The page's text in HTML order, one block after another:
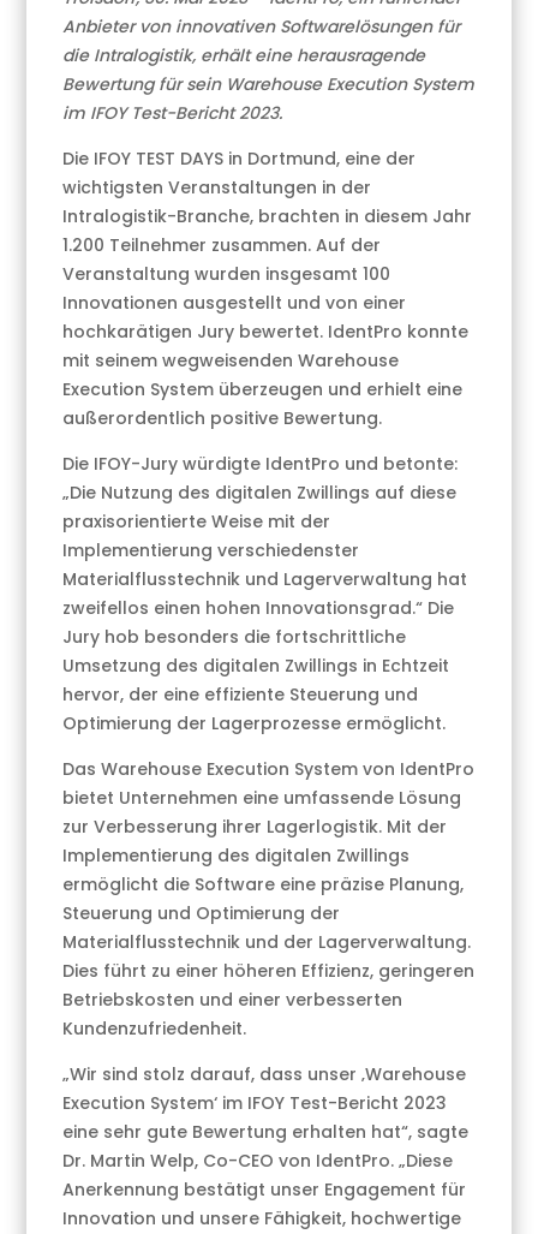
Anbieter von innovativen Softwarelösungen für
die Intralogistik, erhält eine herausragende
Bewertung für sein Warehouse Execution System
im IFOY Test-Bericht 2023.
Die IFOY TEST DAYS in Dortmund, eine der
wichtigsten Veranstaltungen in der
Intralogistik-Branche, brachten in diesem Jahr
1.200 Teilnehmer zusammen. Auf der
Veranstaltung wurden insgesamt 100
Innovationen ausgestellt und von einer
hochkarätigen Jury bewertet. IdentPro konnte
mit seinem wegweisenden Warehouse
Execution System überzeugen und erhielt eine
außerordentlich positive Bewertung.
Die IFOY-Jury würdigte IdentPro und betonte:
„Die Nutzung des digitalen Zwillings auf diese
praxisorientierte Weise mit der
Implementierung verschiedenster
Materialflusstechnik und Lagerverwaltung hat
zweifellos einen hohen Innovationsgrad.“ Die
Jury hob besonders die fortschrittliche
Umsetzung des digitalen Zwillings in Echtzeit
hervor, der eine effiziente Steuerung und
Optimierung der Lagerprozesse ermöglicht.
Das Warehouse Execution System von IdentPro
bietet Unternehmen eine umfassende Lösung
zur Verbesserung ihrer Lagerlogistik. Mit der
Implementierung des digitalen Zwillings
ermöglicht die Software eine präzise Planung,
Steuerung und Optimierung der
Materialflusstechnik und der Lagerverwaltung.
Dies führt zu einer höheren Effizienz, geringeren
Betriebskosten und einer verbesserten
Kundenzufriedenheit.
„Wir sind stolz darauf, dass unser ‚Warehouse
Execution System‘ im IFOY Test-Bericht 2023
eine sehr gute Bewertung erhalten hat“, sagte
Dr. Martin Welp, Co-CEO von IdentPro. „Diese
Anerkennung bestätigt unser Engagement für
Innovation und unsere Fähigkeit, hochwertige